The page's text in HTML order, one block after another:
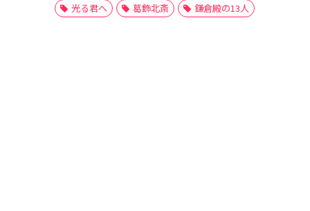
光る君へ
葛飾北斎 鎌倉殿の13人